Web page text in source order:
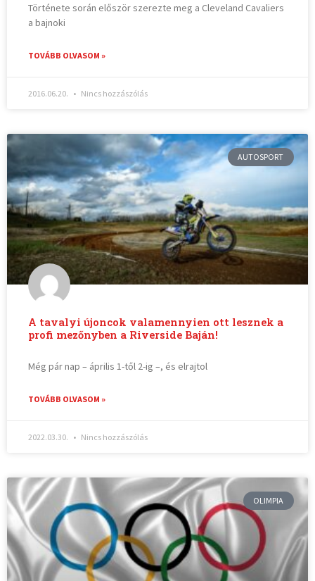
Története során először szerezte meg a Cleveland Cavaliers
a bajnoki
TOVÁBB OLVASOM »
2016.06.20. Nincs hozzászólás
AUTOSPORT
A tavalyi újoncok valamennyien ott lesznek a
profi mezőnyben a Riverside Baján!
Még pár nap – április 1-től 2-ig –, és elrajtol
TOVÁBB OLVASOM »
2022.03.30. Nincs hozzászólás
OLIMPIA